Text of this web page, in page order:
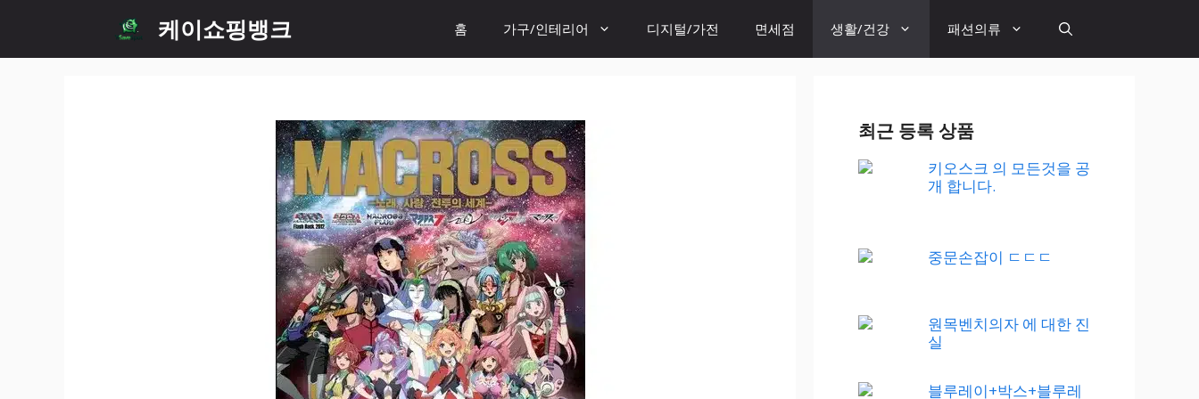
content
케이쇼핑뱅크 홈 가구/인테리어 디지털/가전 면세점 생활/건강 패션의류
최근 등록 상품
키오스크 의 모든것을 공
개 합니다.
중문손잡이 ㄷㄷㄷ
원목벤치의자 에 대한 진
실
블루레이+박스+블루레